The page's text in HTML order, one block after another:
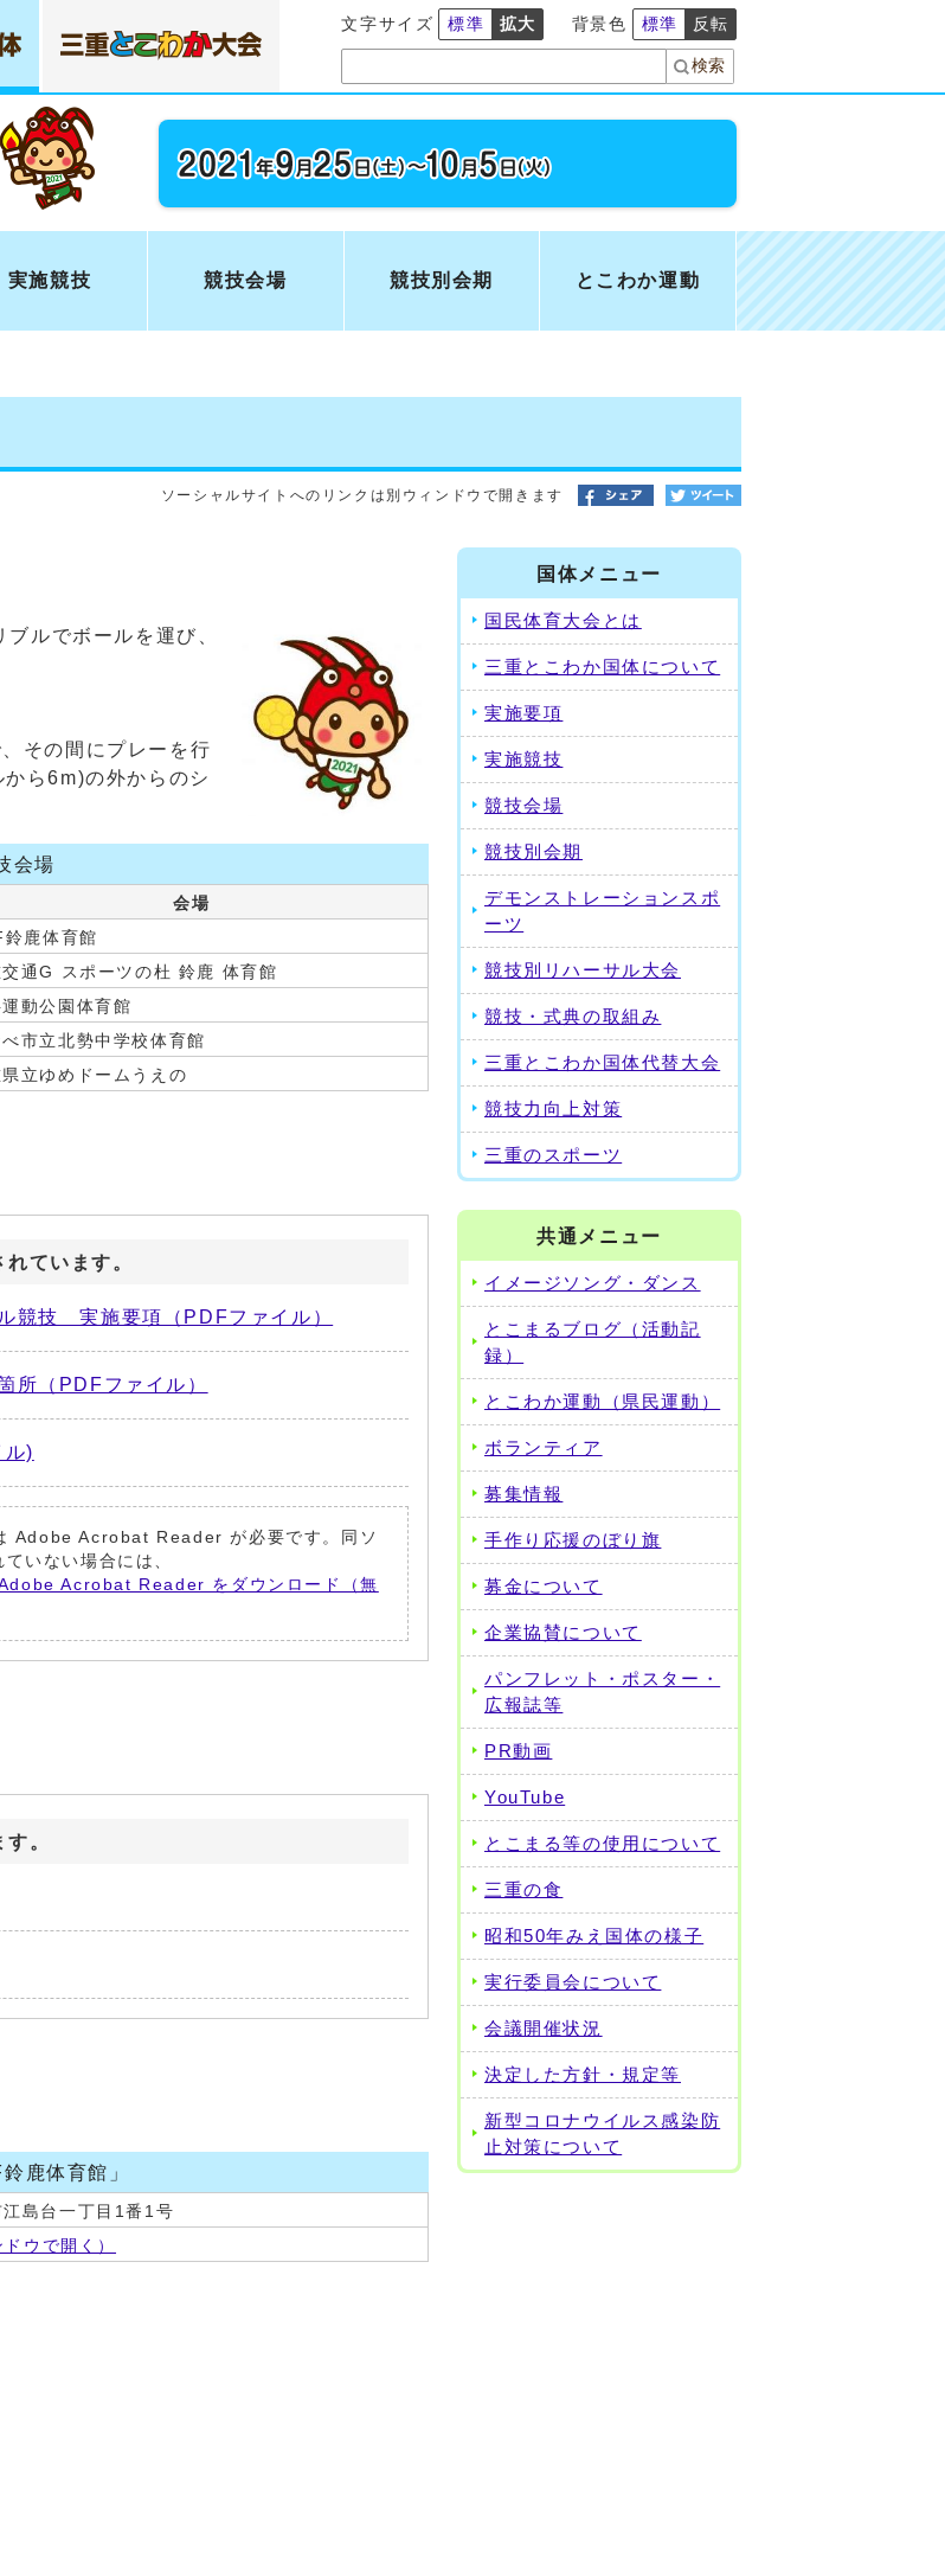
文字サイズ 標準 拡大 背景色 標準 反転
実施競技 競技会場 競技別会期 とこわか運動
ソーシャルサイトへのリンクは別ウィンドウで開きます
ルでボールを運び、
その間にプレーを行
ら6m)の外からのシ
会場
会場
鈴鹿体育館
交通G スポーツの杜 鈴鹿 体育館
運動公園体育館
べ市立北勢中学校体育館
県立ゆめドームうえの
ています。
競技 実施要項（PDFファイル）
（PDFファイル）
)
Adobe Acrobat Reader が必要です。同ソ
いない場合には、
Acrobat Reader をダウンロード（無
。
鹿体育館」
島台一丁目1番1号
ドウで開く）
国体メニュー
国民体育大会とは
三重とこわか国体について
実施要項
実施競技
競技会場
競技別会期
デモンストレーションスポ
ーツ
競技別リハーサル大会
競技・式典の取組み
三重とこわか国体代替大会
競技力向上対策
三重のスポーツ
共通メニュー
イメージソング・ダンス
とこまるブログ（活動記
録）
とこわか運動（県民運動）
ボランティア
募集情報
手作り応援のぼり旗
募金について
企業協賛について
パンフレット・ポスター・
広報誌等
PR動画
YouTube
とこまる等の使用について
三重の食
昭和50年みえ国体の様子
実行委員会について
会議開催状況
決定した方針・規定等
新型コロナウイルス感染防
止対策について